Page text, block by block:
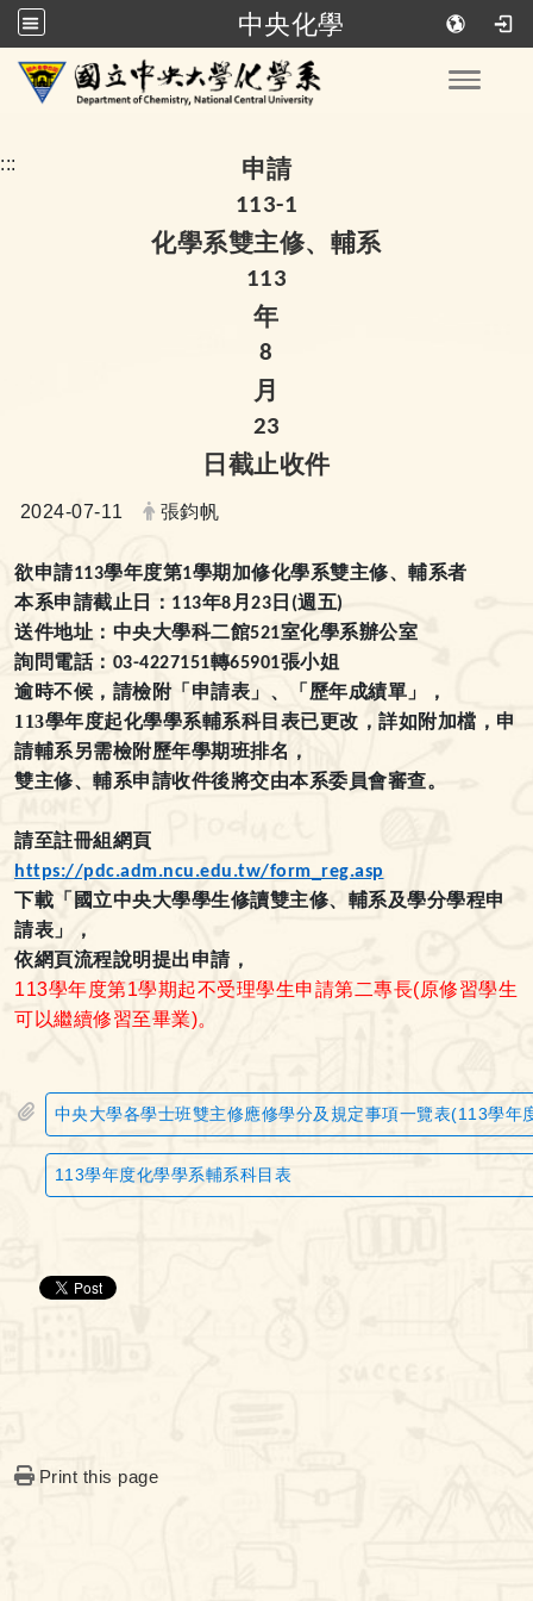
中央化學
跳到主要內容
::: 申請
113-1
化學系雙主修、輔系
113
年
8
月
23
日截止收件
日期：
2024-07-11 發布者：
張鈞帆
欲申請113學年度第1學期加修化學系雙主修、輔系者
本系申請截止日： 113年8 月 23 日 (週五)
送件地址：中央大學科二館521室化學系辦公室
詢問電話： 03-4227151轉65901張小姐
逾時不候，請檢附「申請表」、「歷年成績單」，
113學年度起化學學系輔系科目表已更改，詳如附加檔，申
請輔系另需檢附歷年學期班排名，
雙主修、輔系申請收件後將交由本系委員會審查。
請至註冊組網頁
https://pdc.adm.ncu.edu.tw/form_reg.asp
下載「國立中央大學學生修讀雙主修、輔系及學分學程申
請表」，
依網頁流程說明提出申請，
113學年度第1學期起不受理學生申請第二專長(原修習學生
可以繼續修習至畢業)。
中央大學各學士班雙主修應修學分及規定事項一覽表(113學年
113學年度化學學系輔系科目表
Print this page